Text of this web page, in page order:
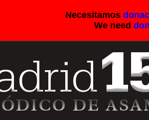
Necesitamos
We need